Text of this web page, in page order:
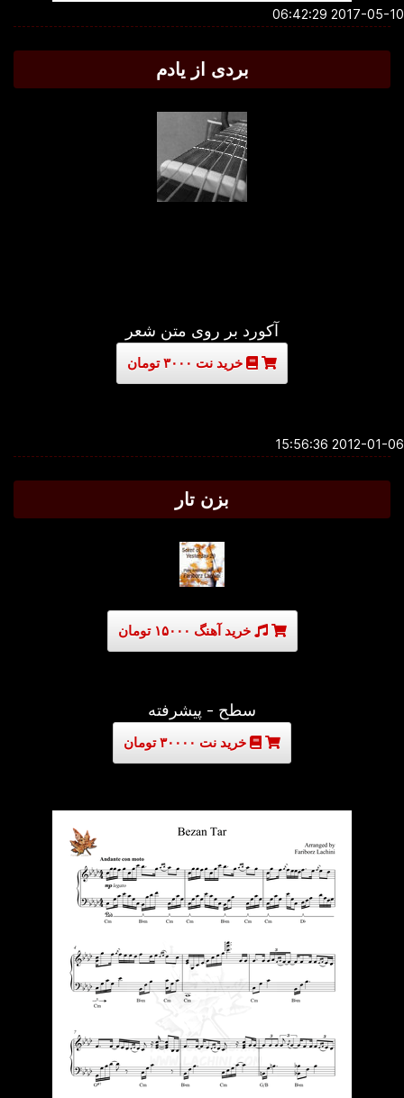
2017-05-10
بردی از یادم
آکورد بر روی متن شعر
خرید نت ۳۰۰۰ تومان
2012-01-06
بزن تار
خرید آهنگ ۱۵۰۰۰ تومان
سطح - پیشرفته
خرید نت ۳۰۰۰۰ تومان